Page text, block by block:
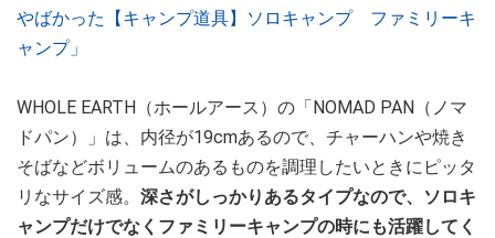
やばかった【キャンプ道具】ソロキャンプ ファミリーキ
ャンプ」
WHOLE EARTH（ホールアース）の「NOMAD PAN（ノマ
ドパン）」は、内径が19cmあるので、チャーハンや焼き
そばなどボリュームのあるものを調理したいときにピッタ
リなサイズ感。 深さがしっかりあるタイプなので、ソロキ
ャンプだけでなくファミリーキャンプの時にも活躍してく